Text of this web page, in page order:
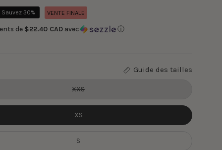
Sauvez30% VENTE FINALE
de $22.40 CAD avec ⓘ
Guide des tailles
XXS
XS
S